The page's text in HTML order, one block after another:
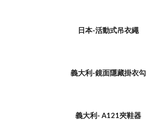
日本-活動式吊衣繩
義大利-鏡面隱藏掛衣勾
義大利- A121夾鞋器